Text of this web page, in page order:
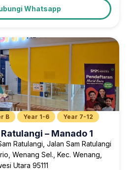
Whatsapp
B Year 1-6 Year 7-12
– Manado 1
Ratulangi, Jalan Sam Ratulangi
Wenang Sel., Kec. Wenang,
Utara 95111